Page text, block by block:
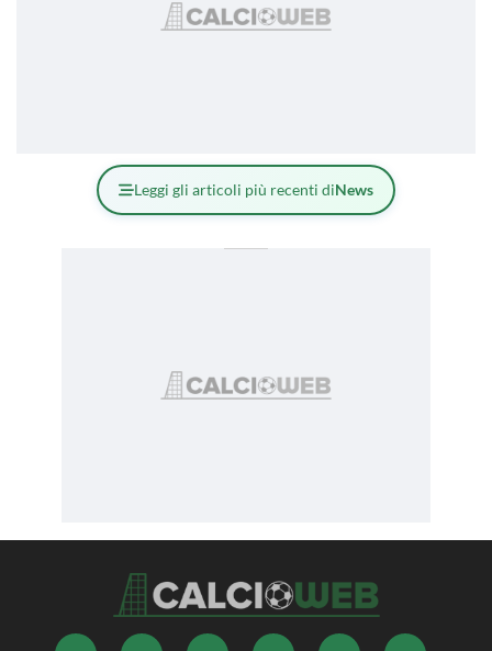
Leggi gli articoli più recenti diNews